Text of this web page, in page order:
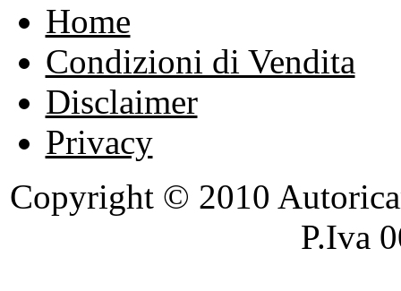
Home
Condizioni di Vendita
Disclaimer
Privacy
Copyright © 2010
P.Iva